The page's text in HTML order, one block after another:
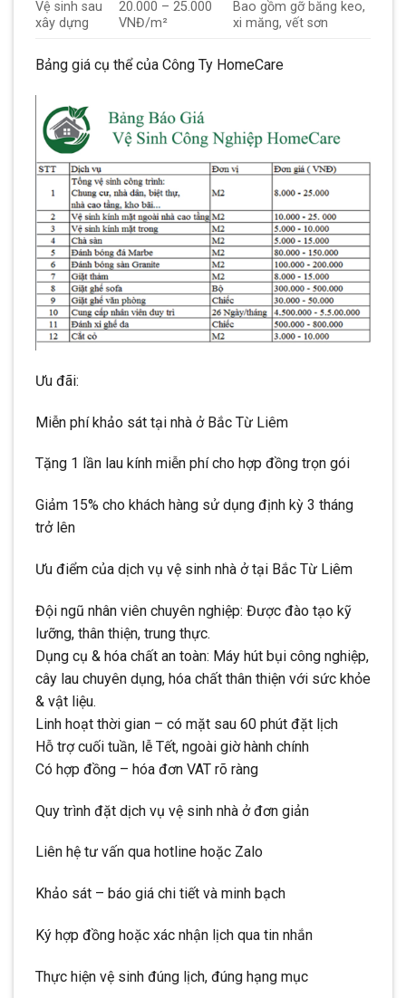
Vệ sinh sau
xây dựng
20.000 – 25.000
VNĐ/m²
Bao gồm gỡ băng keo,
xi măng, vết sơn
Bảng giá cụ thể của Công Ty HomeCare
Ưu đãi:
Miễn phí khảo sát tại nhà ở Bắc Từ Liêm
Tặng 1 lần lau kính miễn phí cho hợp đồng trọn gói
Giảm 15% cho khách hàng sử dụng định kỳ 3 tháng
trở lên
Ưu điểm của dịch vụ vệ sinh nhà ở tại Bắc Từ Liêm
Đội ngũ nhân viên chuyên nghiệp: Được đào tạo kỹ
lưỡng, thân thiện, trung thực.
Dụng cụ & hóa chất an toàn: Máy hút bụi công nghiệp,
cây lau chuyên dụng, hóa chất thân thiện với sức khỏe
& vật liệu.
Linh hoạt thời gian – có mặt sau 60 phút đặt lịch
Hỗ trợ cuối tuần, lễ Tết, ngoài giờ hành chính
Có hợp đồng – hóa đơn VAT rõ ràng
Quy trình đặt dịch vụ vệ sinh nhà ở đơn giản
Liên hệ tư vấn qua hotline hoặc Zalo
Khảo sát – báo giá chi tiết và minh bạch
Ký hợp đồng hoặc xác nhận lịch qua tin nhắn
Thực hiện vệ sinh đúng lịch, đúng hạng mục